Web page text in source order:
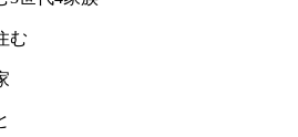
む